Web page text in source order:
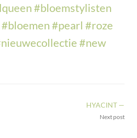
#bloemstylisten
#bloemen#pearl #roze
#new
HYACINT —
Next post